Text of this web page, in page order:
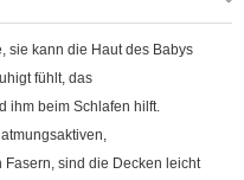
sie kann die Haut des Babys
fühlt, das
ihm beim Schlafen hilft.
sind die Decken leicht